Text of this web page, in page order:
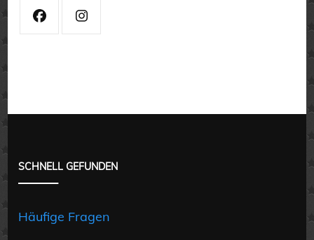
SCHNELL GEFUNDEN
Häufige Fragen